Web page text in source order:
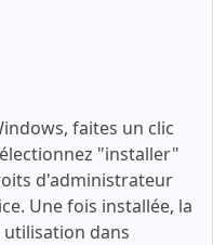
faites un clic
"installer"
d'administrateur
Une fois installée, la
dans